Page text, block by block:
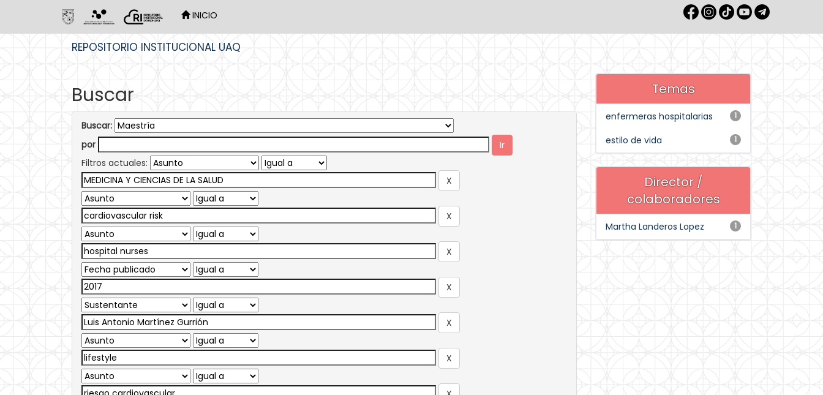
INICIO
REPOSITORIO INSTITUCIONAL UAQ
Buscar
Buscar:
por
Filtros actuales:
Temas
1
enfermeras hospitalarias
1
estilo de vida
Director /
colaboradores
1
Martha Landeros Lopez